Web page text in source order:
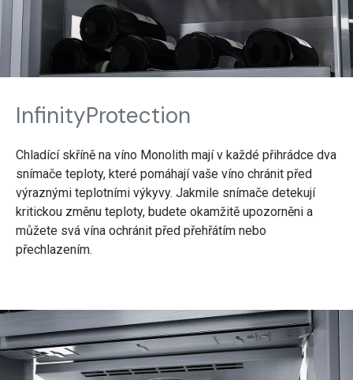
InfinityProtection
Chladící skříně na víno Monolith mají v každé přihrádce dva
snímače teploty, které pomáhají vaše víno chránit před
výraznými teplotními výkyvy. Jakmile snímače detekují
kritickou změnu teploty, budete okamžitě upozorněni a
můžete svá vína ochránit před přehřátím nebo
přechlazením.